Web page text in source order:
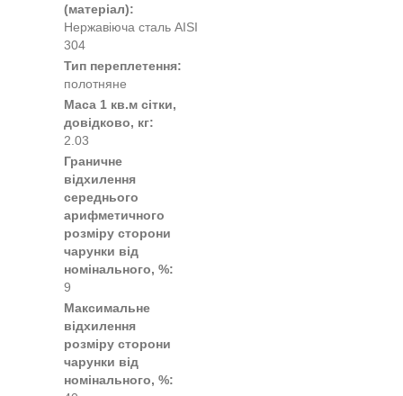
(матеріал):
Нержавіюча сталь AISI
304
Тип переплетення:
полотняне
Маса 1 кв.м сітки,
довідково, кг:
2.03
Граничне
відхилення
середнього
арифметичного
розміру сторони
чарунки від
номінального, %:
9
Максимальне
відхилення
розміру сторони
чарунки від
номінального, %: